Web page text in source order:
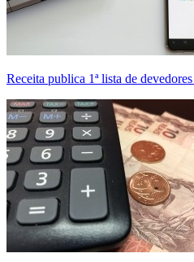
Receita publica 1ª lista de